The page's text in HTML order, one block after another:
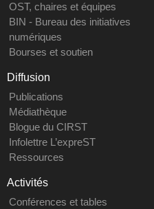
OST, chaires et équipes
BIN - Bureau des initiatives
numériques
Bourses et soutien
Diffusion
Publications
Médiathèque
Blogue du CIRST
Infolettre L’expreST
Ressources
Activités
Conférences et tables